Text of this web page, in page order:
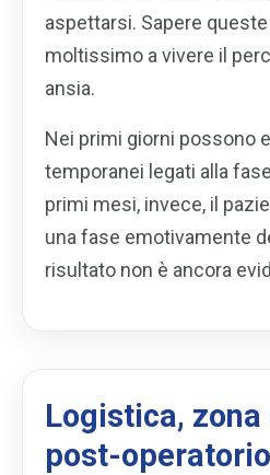
aspettarsi. Sapere
moltissimo a vivere il
ansia.
Nei primi giorni possono
temporanei legati alla
primi mesi, invece, il
una fase emotivamente
risultato non è ancora
Logistica,
post-operatorio